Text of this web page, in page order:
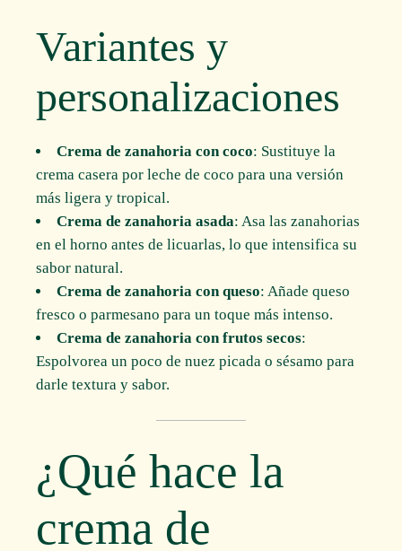
Variantes y
personalizaciones
Crema de zanahoria con coco: Sustituye la
crema casera por leche de coco para una versión
más ligera y tropical.
Crema de zanahoria asada: Asa las zanahorias
en el horno antes de licuarlas, lo que intensifica su
sabor natural.
Crema de zanahoria con queso: Añade queso
fresco o parmesano para un toque más intenso.
Crema de zanahoria con frutos secos:
Espolvorea un poco de nuez picada o sésamo para
darle textura y sabor.
¿Qué hace la
crema de